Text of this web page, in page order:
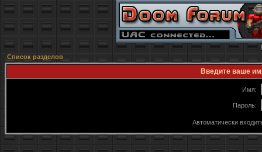
Список разделов
Введите ваше
Имя:
Пароль:
Автоматически